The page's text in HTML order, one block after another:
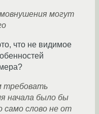
могут
что не видимое
требовать
начала было бы
само слово не от